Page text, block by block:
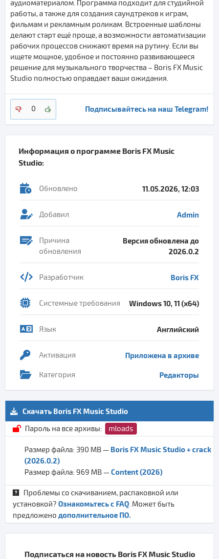
аудиоматериалом. Программа подходит для студийной
работы, а также для создания саундтреков к играм,
фильмам и рекламным роликам. Встроенные шаблоны
делают старт ещё проще, а возможности автоматизации
рабочих процессов снижают время на рутину. Если вы
ищете мощное, удобное и постоянно развивающееся
решение для музыкального творчества – Boris FX Music
Studio полностью оправдает ваши ожидания.
0 Подписывайтесь на наш Telegram!
Информация о программе Boris FX Music
Studio:
Обновлено 11.05.2026, 12:03
Добавил Admin
Причина
обновления
Версия обновлена до
2026.0.2
Разработчик Boris FX
Системные требования Windows 10, 11 (x64)
Язык Английский
Активация Приложена в архиве
Категория Редакторы
Скачать Boris FX Music Studio
Пароль на все архивы:
mloads
Размер файла: 390 MB — Boris FX Music Studio + crack
(2026.0.2)
Размер файла: 969 MB —Content (2026)
Проблемы со скачиванием, распаковкой или
установкой? Ознакомьтесь с FAQ. Может быть
предложено дополнительное ПО.
Подписаться на новость Boris FX Music Studio